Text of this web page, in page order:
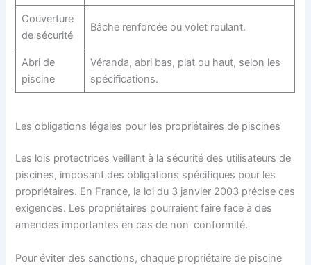
Couverture
de sécurité
Bâche renforcée ou volet roulant.
Abri de
piscine
Véranda, abri bas, plat ou haut, selon les
spécifications.
Les obligations légales pour les propriétaires de piscines
Les lois protectrices veillent à la sécurité des utilisateurs de
piscines, imposant des obligations spécifiques pour les
propriétaires. En France, la loi du 3 janvier 2003 précise ces
exigences. Les propriétaires pourraient faire face à des
amendes importantes en cas de non-conformité.
Pour éviter des sanctions, chaque propriétaire de piscine